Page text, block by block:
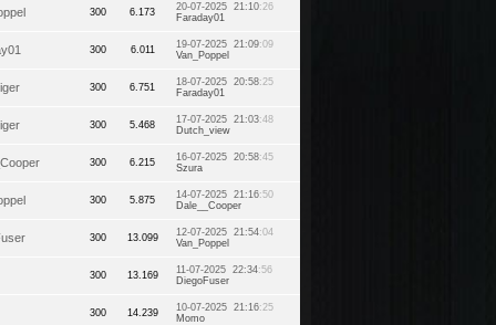
300 6.173 20-07-2025 21:10:26
Faraday01
300 6.011 19-07-2025 21:09:09
Van_Poppel
300 6.751 18-07-2025 20:58:25
Faraday01
300 5.468 17-07-2025 21:03:48
Dutch_view
300 6.215 16-07-2025 20:58:45
Szura
300 5.875 14-07-2025 21:16:50
Dale__Cooper
300 13.099 12-07-2025 21:54:04
Van_Poppel
300 13.169 11-07-2025 22:34:56
DiegoFuser
300 14.239 10-07-2025 21:16:25
Momo